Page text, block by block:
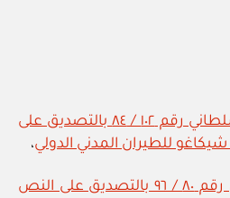
المرسوم السلطاني رقم ١٠٢ / ٨٤ بالتصديق على
للطيران المدني الدولي،
المرسوم السلطاني رقم ٨٠ / ٩٦ بالتصديق على النص